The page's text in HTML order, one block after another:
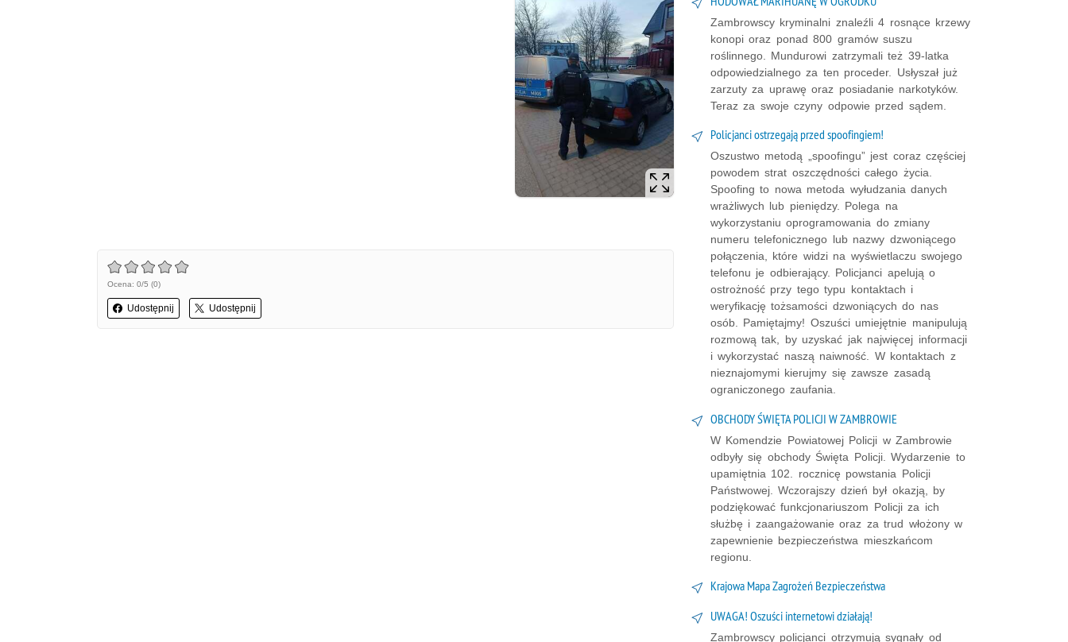
Ocena: 0/5 (0)
Udostępnij Udostępnij
Zambrowscy kryminalni znaleźli 4 rosnące krzewy
konopi oraz ponad 800 gramów suszu
roślinnego. Mundurowi zatrzymali też 39-latka
odpowiedzialnego za ten proceder. Usłyszał już
zarzuty za uprawę oraz posiadanie narkotyków.
Teraz za swoje czyny odpowie przed sądem.
Policjanci ostrzegają przed spoofingiem!
Oszustwo metodą „spoofingu” jest coraz częściej
powodem strat oszczędności całego życia.
Spoofing to nowa metoda wyłudzania danych
wrażliwych lub pieniędzy. Polega na
wykorzystaniu oprogramowania do zmiany
numeru telefonicznego lub nazwy dzwoniącego
połączenia, które widzi na wyświetlaczu swojego
telefonu je odbierający. Policjanci apelują o
ostrożność przy tego typu kontaktach i
weryfikację tożsamości dzwoniących do nas
osób. Pamiętajmy! Oszuści umiejętnie manipulują
rozmową tak, by uzyskać jak najwięcej informacji
i wykorzystać naszą naiwność. W kontaktach z
nieznajomymi kierujmy się zawsze zasadą
ograniczonego zaufania.
OBCHODY ŚWIĘTA POLICJI W ZAMBROWIE
W Komendzie Powiatowej Policji w Zambrowie
odbyły się obchody Święta Policji. Wydarzenie to
upamiętnia 102. rocznicę powstania Policji
Państwowej. Wczorajszy dzień był okazją, by
podziękować funkcjonariuszom Policji za ich
służbę i zaangażowanie oraz za trud włożony w
zapewnienie bezpieczeństwa mieszkańcom
regionu.
Krajowa Mapa Zagrożeń Bezpieczeństwa
UWAGA! Oszuści internetowi działają!
Zambrowscy policjanci otrzymują sygnały od